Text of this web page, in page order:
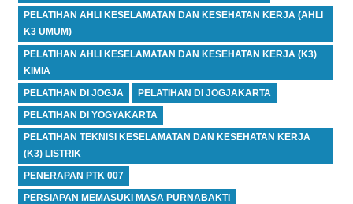
PELATIHAN AHLI KESELAMATAN DAN KESEHATAN KERJA (AHLI
K3 UMUM)
PELATIHAN AHLI KESELAMATAN DAN KESEHATAN KERJA (K3)
KIMIA
PELATIHAN DI JOGJA PELATIHAN DI JOGJAKARTA
PELATIHAN DI YOGYAKARTA
PELATIHAN TEKNISI KESELAMATAN DAN KESEHATAN KERJA
(K3) LISTRIK
PENERAPAN PTK 007
PERSIAPAN MEMASUKI MASA PURNABAKTI